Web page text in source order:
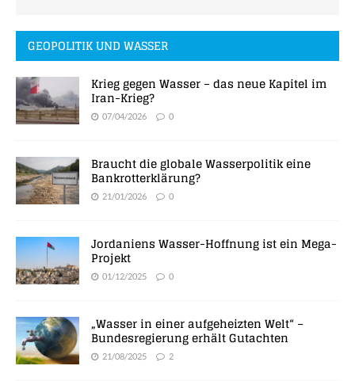
GEOPOLITIK UND WASSER
Krieg gegen Wasser – das neue Kapitel im
Iran-Krieg?
07/04/2026 0
Braucht die globale Wasserpolitik eine
Bankrotterklärung?
21/01/2026 0
Jordaniens Wasser-Hoffnung ist ein Mega-
Projekt
01/12/2025 0
„Wasser in einer aufgeheizten Welt“ –
Bundesregierung erhält Gutachten
21/08/2025 2